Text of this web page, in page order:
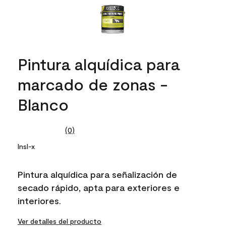
Pintura alquídica para
marcado de zonas -
Blanco
No
link.
(0)
Insl-x
Pintura alquídica para señalización de
secado rápido, apta para exteriores e
interiores.
Ver detalles del producto